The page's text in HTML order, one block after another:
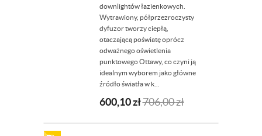
downlightów łazienkowych.
Wytrawiony, półprzezroczysty
dyfuzor tworzy ciepłą,
otaczającą poświatę oprócz
odważnego oświetlenia
punktowego Ottawy, co czyni ją
idealnym wyborem jako główne
źródło światła w k...
600,10zł706,00zł